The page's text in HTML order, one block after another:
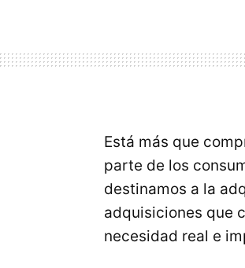
Está más que
parte de los
destinamos a la
adquisiciones que
necesidad real e